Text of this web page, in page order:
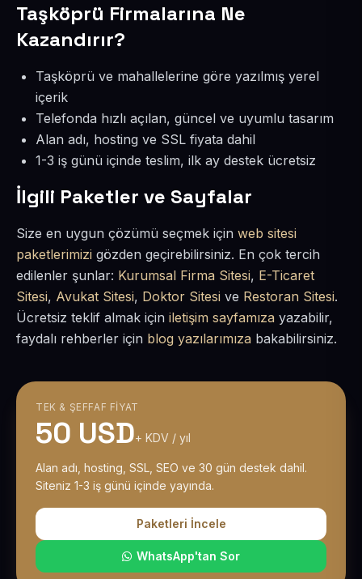
Taşköprü Firmalarına Ne
Kazandırır?
Taşköprü ve mahallelerine göre yazılmış yerel
içerik
Telefonda hızlı açılan, güncel ve uyumlu tasarım
Alan adı, hosting ve SSL fiyata dahil
1-3 iş günü içinde teslim, ilk ay destek ücretsiz
İlgili Paketler ve Sayfalar
Size en uygun çözümü seçmek için web sitesi
paketlerimizi gözden geçirebilirsiniz. En çok tercih
edilenler şunlar: Kurumsal Firma Sitesi, E-Ticaret
Sitesi, Avukat Sitesi, Doktor Sitesi ve Restoran Sitesi.
Ücretsiz teklif almak için iletişim sayfamıza yazabilir,
faydalı rehberler için blog yazılarımıza bakabilirsiniz.
TEK & ŞEFFAF FIYAT
50 USD+ KDV / yıl
Alan adı, hosting, SSL, SEO ve 30 gün destek dahil.
Siteniz 1-3 iş günü içinde yayında.
Paketleri İncele
WhatsApp'tan Sor